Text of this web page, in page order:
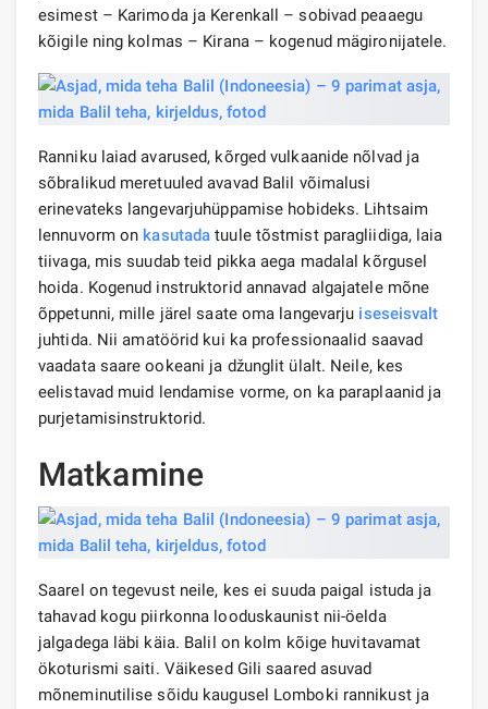
esimest – Karimoda ja Kerenkall – sobivad peaaegu
kõigile ning kolmas – Kirana – kogenud mägironijatele.
Ranniku laiad avarused, kõrged vulkaanide nõlvad ja
sõbralikud meretuuled avavad Balil võimalusi
erinevateks langevarjuhüppamise hobideks. Lihtsaim
lennuvorm on kasutada tuule tõstmist paragliidiga, laia
tiivaga, mis suudab teid pikka aega madalal kõrgusel
hoida. Kogenud instruktorid annavad algajatele mõne
õppetunni, mille järel saate oma langevarju iseseisvalt
juhtida. Nii amatöörid kui ka professionaalid saavad
vaadata saare ookeani ja džunglit ülalt. Neile, kes
eelistavad muid lendamise vorme, on ka paraplaanid ja
purjetamisinstruktorid.
Matkamine
Saarel on tegevust neile, kes ei suuda paigal istuda ja
tahavad kogu piirkonna looduskaunist nii-öelda
jalgadega läbi käia. Balil on kolm kõige huvitavamat
ökoturismi saiti. Väikesed Gili saared asuvad
mõneminutilise sõidu kaugusel Lomboki rannikust ja